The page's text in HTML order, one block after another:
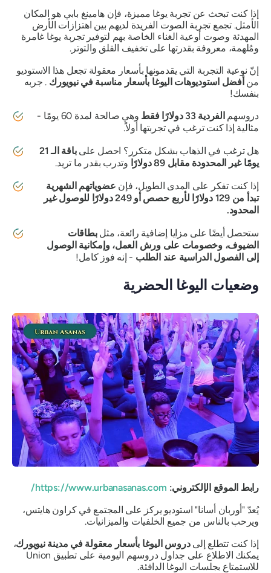
إذا كنت تبحث عن تجربة يوغا مميزة، فإن هامينغ بابي هو المكان
الأمثل. تجمع تجربة الصوت الفريدة لديهم بين اهتزازات الأرض
المهدئة وصوت أوعية الغناء الخاصة بهم لتوفير تجربة يوغا غامرة
ومُلهمة، معروفة بقدرتها على تخفيف القلق والتوتر.
إنّ نوعية التجربة التي يقدمونها بأسعار معقولة تجعل هذا الاستوديو
منأفضل استوديوهات اليوغا بأسعار مناسبة في نيويورك. جربه
بنفسك!
دروسهمالفردية 33 دولارًا فقط
وهي صالحة لمدة 60 يومًا -
مثالية إذا كنت ترغب في تجربتها أولاً.
هل ترغب في الذهاب بشكل متكرر؟ احصل على
باقة الـ 21
يومًا غير المحدودة مقابل 89 دولارًا
وتدرب بقدر ما تريد.
إذا كنت تفكر على المدى الطويل، فإنعضوياتهم الشهرية
تبدأ من 129 دولارًا لأربع حصص أو 249 دولارًا للوصول غير
المحدود.
ستحصل أيضًا على مزايا إضافية رائعة، مثل بطاقات
الضيوف، وخصومات على ورش العمل، وإمكانية الوصول
إلى الفصول الدراسية عند الطلب- إنه فوز كامل!
وضعيات اليوغا الحضرية
رابط الموقع الإلكتروني: https://www.urbanasanas.com/
يُعدّ "أوربان أسانا" استوديو يركز على المجتمع في كراون هايتس،
ويرحب بالناس من جميع الخلفيات والميزانيات.
إذا كنت تتطلع إلى دروس اليوغا بأسعار معقولة في مدينة نيويورك،
يمكنك الاطلاع على جداول دروسهم اليومية على تطبيق Union
للاستمتاع بجلسات اليوغا الدافئة.